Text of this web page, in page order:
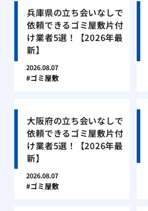
兵庫県の立ち会いなしで
依頼できるゴミ屋敷片付
け業者5選！【2026年最
新】
2026.08.07
ゴミ屋敷
大阪府の立ち会いなしで
依頼できるゴミ屋敷片付
け業者5選！【2026年最
新】
2026.08.07
ゴミ屋敷